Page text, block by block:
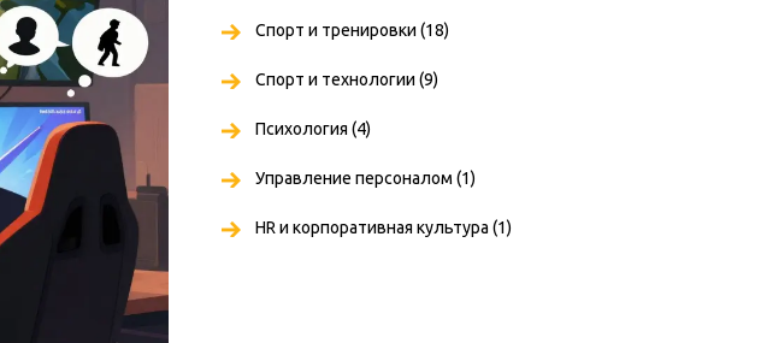
Спорт и тренировки (18)
Спорт и технологии (9)
Психология (4)
Управление персоналом (1)
HR и корпоративная культура (1)